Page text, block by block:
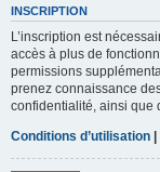
INSCRIPTION
L’inscription est
accès à plus de
permissions
prenez connaissance
confidentialité, ainsi que
Conditions d’utilisation |